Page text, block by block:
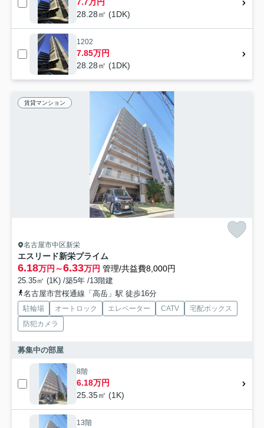
28.28㎡ (1DK)
1202
7.85万円
28.28㎡ (1DK)
賃貸マンション
名古屋市中区新栄
エスリード新栄プライム
6.18万円～6.33万円 管理/共益費8,000円
25.35㎡ (1K) /築5年 /13階建
名古屋市営桜通線「高岳」駅 徒歩16分
駐輪場 オートロック エレベーター CATV
宅配ボックス
防犯カメラ
募集中の部屋
8階
6.18万円
25.35㎡ (1K)
13階